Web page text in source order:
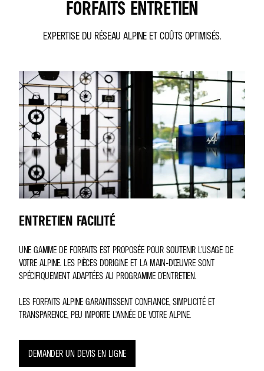
FORFAITS ENTRETIEN
EXPERTISE DU RÉSEAU ALPINE ET COÛTS OPTIMISÉS.
ENTRETIEN FACILITÉ
UNE GAMME DE FORFAITS EST PROPOSÉE POUR SOUTENIR L'USAGE DE
VOTRE ALPINE. LES PIÈCES D'ORIGINE ET LA MAIN-D'ŒUVRE SONT
SPÉCIFIQUEMENT ADAPTÉES AU PROGRAMME D'ENTRETIEN.
LES FORFAITS ALPINE GARANTISSENT CONFIANCE, SIMPLICITÉ ET
TRANSPARENCE, PEU IMPORTE L'ANNÉE DE VOTRE ALPINE.
DEMANDER UN DEVIS EN LIGNE